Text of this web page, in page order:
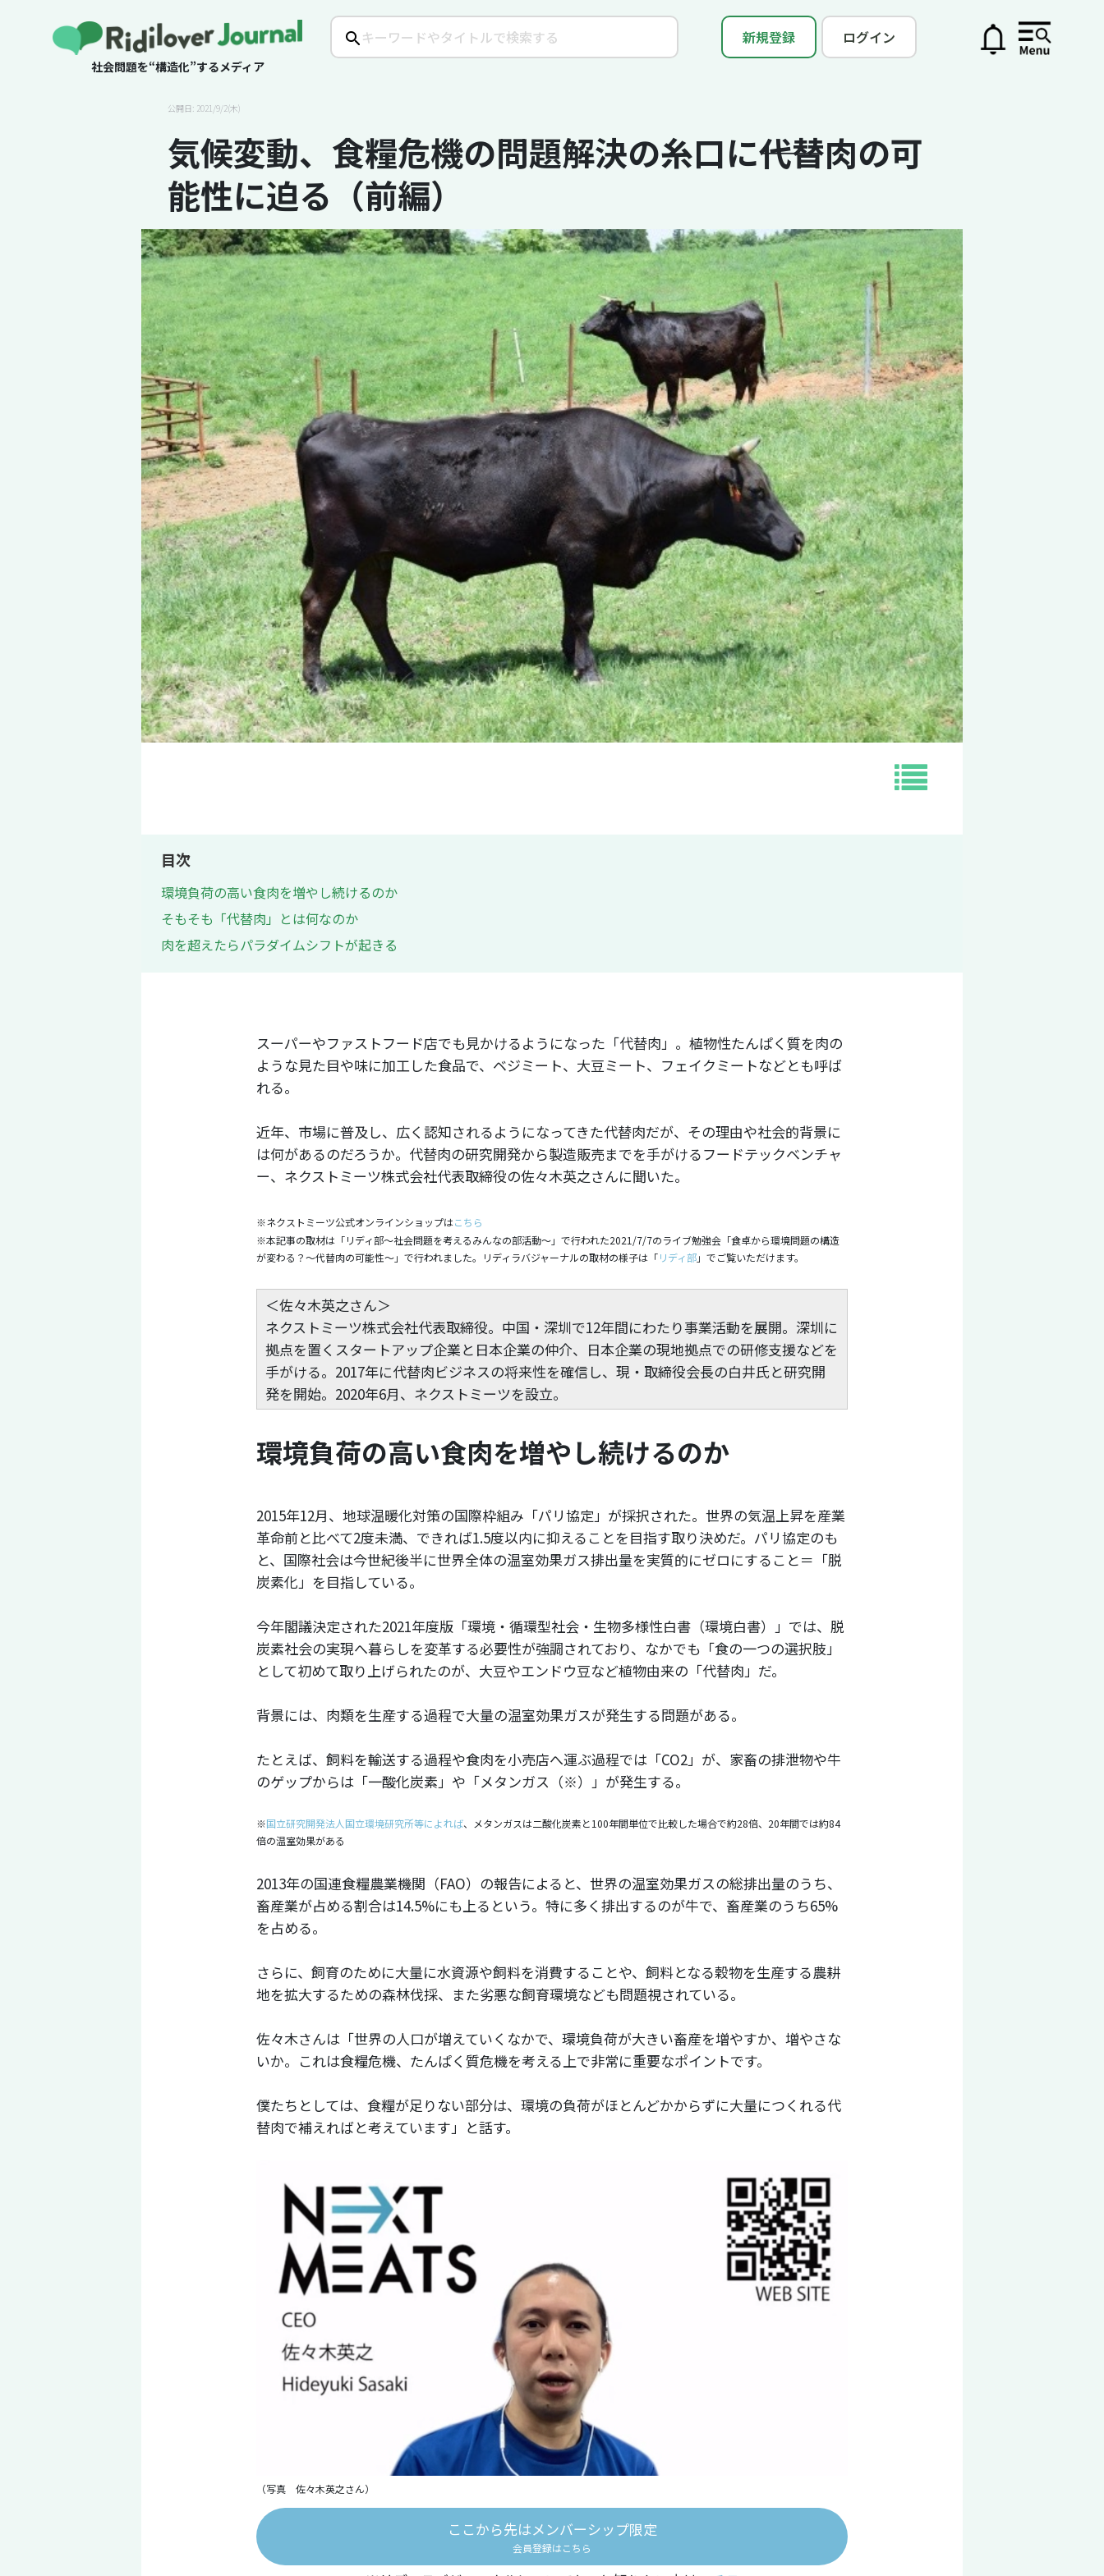
社会問題を“構造化”するメディア
新規登録 ログイン
公開日: 2021/9/2(木)
気候変動、食糧危機の問題解決の糸口に――代替肉の可
能性に迫る（前編）
目次
環境負荷の高い食肉を増やし続けるのか
そもそも「代替肉」とは何なのか
肉を超えたらパラダイムシフトが起きる
スーパーやファストフード店でも見かけるようになった「代替肉」。植物性たんぱく質を肉の
ような見た目や味に加工した食品で、ベジミート、大豆ミート、フェイクミートなどとも呼ば
れる。
近年、市場に普及し、広く認知されるようになってきた代替肉だが、その理由や社会的背景に
は何があるのだろうか。代替肉の研究開発から製造販売までを手がけるフードテックベンチャ
ー、ネクストミーツ株式会社代表取締役の佐々木英之さんに聞いた。
※ネクストミーツ公式オンラインショップはこちら
※本記事の取材は「リディ部〜社会問題を考えるみんなの部活動〜」で行われた2021/7/7のライブ勉強会「食卓から環境問題の構造
が変わる？〜代替肉の可能性〜」で行われました。リディラバジャーナルの取材の様子は「リディ部」でご覧いただけます。
＜佐々木英之さん＞
ネクストミーツ株式会社代表取締役。中国・深圳で12年間にわたり事業活動を展開。深圳に
拠点を置くスタートアップ企業と日本企業の仲介、日本企業の現地拠点での研修支援などを
手がける。2017年に代替肉ビジネスの将来性を確信し、現・取締役会長の白井氏と研究開
発を開始。2020年6月、ネクストミーツを設立。
環境負荷の高い食肉を増やし続けるのか
2015年12月、地球温暖化対策の国際枠組み「パリ協定」が採択された。世界の気温上昇を産業
革命前と比べて2度未満、できれば1.5度以内に抑えることを目指す取り決めだ。パリ協定のも
と、国際社会は今世紀後半に世界全体の温室効果ガス排出量を実質的にゼロにすること＝「脱
炭素化」を目指している。
今年閣議決定された2021年度版「環境・循環型社会・生物多様性白書（環境白書）」では、脱
炭素社会の実現へ暮らしを変革する必要性が強調されており、なかでも「食の一つの選択肢」
として初めて取り上げられたのが、大豆やエンドウ豆など植物由来の「代替肉」だ。
背景には、肉類を生産する過程で大量の温室効果ガスが発生する問題がある。
たとえば、飼料を輸送する過程や食肉を小売店へ運ぶ過程では「CO2」が、家畜の排泄物や牛
のゲップからは「一酸化炭素」や「メタンガス（※）」が発生する。
※国立研究開発法人国立環境研究所等によれば、メタンガスは二酸化炭素と100年間単位で比較した場合で約28倍、20年間では約84
倍の温室効果がある
2013年の国連食糧農業機関（FAO）の報告によると、世界の温室効果ガスの総排出量のうち、
畜産業が占める割合は14.5%にも上るという。特に多く排出するのが牛で、畜産業のうち65%
を占める。
さらに、飼育のために大量に水資源や飼料を消費することや、飼料となる穀物を生産する農耕
地を拡大するための森林伐採、また劣悪な飼育環境なども問題視されている。
佐々木さんは「世界の人口が増えていくなかで、環境負荷が大きい畜産を増やすか、増やさな
いか。これは食糧危機、たんぱく質危機を考える上で非常に重要なポイントです。
僕たちとしては、食糧が足りない部分は、環境の負荷がほとんどかからずに大量につくれる代
替肉で補えればと考えています」と話す。
（写真 佐々木英之さん）
ここから先はメンバーシップ限定
会員登録はこちら